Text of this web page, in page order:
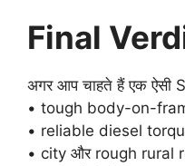
Final
अगर आप चाहते हैं एक ऐसी
• tough body-on-
• reliable diesel
• city और rough rural